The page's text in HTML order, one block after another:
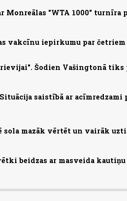
Monreālas "WTA 1000" turnīra
vakcīnu iepirkumu par
Šodien Vašingtonā
saistībā ar
sola mazāk vērtēt un vairāk
beidzas ar masveida kautiņu